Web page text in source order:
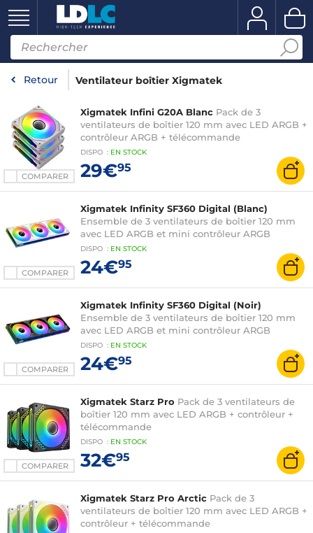
Retour Ventilateur boîtier Xigmatek
COMPARER
Xigmatek Infini G20A Blanc Pack de 3
ventilateurs de boîtier 120 mm avec LED ARGB +
contrôleur ARGB + télécommande
DISPO : EN STOCK
29€95
COMPARER
Xigmatek Infinity SF360 Digital (Blanc)
Ensemble de 3 ventilateurs de boîtier 120 mm
avec LED ARGB et mini contrôleur ARGB
DISPO : EN STOCK
24€95
COMPARER
Xigmatek Infinity SF360 Digital (Noir)
Ensemble de 3 ventilateurs de boîtier 120 mm
avec LED ARGB et mini contrôleur ARGB
DISPO : EN STOCK
24€95
COMPARER
Xigmatek Starz Pro Pack de 3 ventilateurs de
boîtier 120 mm avec LED ARGB + contrôleur +
télécommande
DISPO : EN STOCK
32€95
Xigmatek Starz Pro Arctic Pack de 3
ventilateurs de boîtier 120 mm avec LED ARGB +
contrôleur + télécommande